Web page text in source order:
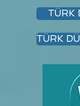
TÜRK
TÜRK